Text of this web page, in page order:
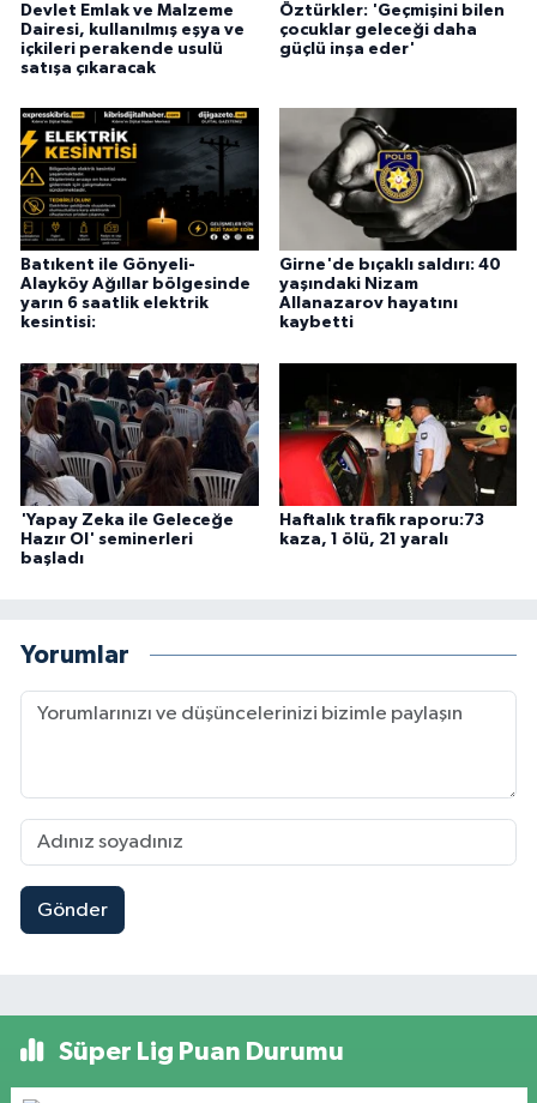
Devlet Emlak ve Malzeme
Dairesi, kullanılmış eşya ve
içkileri perakende usulü
satışa çıkaracak
Öztürkler: 'Geçmişini bilen
çocuklar geleceği daha
güçlü inşa eder'
Batıkent ile Gönyeli-
Alayköy Ağıllar bölgesinde
yarın 6 saatlik elektrik
kesintisi:
Girne'de bıçaklı saldırı: 40
yaşındaki Nizam
Allanazarov hayatını
kaybetti
'Yapay Zeka ile Geleceğe
Hazır Ol' seminerleri
başladı
Haftalık trafik raporu:73
kaza, 1 ölü, 21 yaralı
Yorumlar
Gönder
Süper Lig Puan Durumu